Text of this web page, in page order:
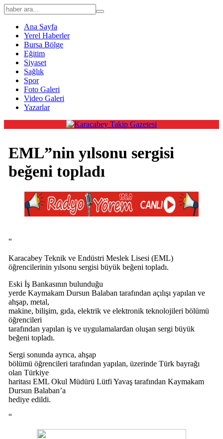
Ana Sayfa
Yerel Haberler
Bursa Bölge
Eğitim
Siyaset
Sağlık
Spor
Foto Galeri
Video Galeri
Yazarlar
EML”nin yılsonu sergisi
beğeni topladı
“
Karacabey Teknik ve Endüstri Meslek Lisesi (EML)
öğrencilerinin yılsonu sergisi büyük beğeni topladı.
Eski İş Bankasının bulunduğu
yerde Kaymakam Dursun Balaban tarafından açılışı yapılan ve
ahşap, metal,
makine, bilişim, gıda, elektrik ve elektronik teknolojileri bölümü
öğrencileri
tarafından yapılan iş ve uygulamalardan oluşan sergi büyük
beğeni topladı.
Sergi sonunda ayrıca, ahşap
bölümü öğrencileri tarafından yapılan, üzerinde Türk bayrağı
olan Türkiye
haritası EML Okul Müdürü Lütfi Yavaş tarafından Kaymakam
Dursun Balaban’a
hediye edildi.
“